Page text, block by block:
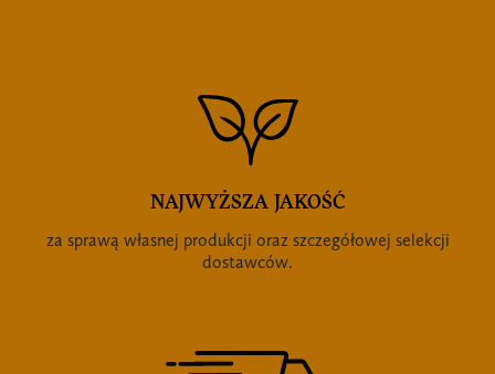
NAJWYŻSZA JAKOŚĆ
za sprawą własnej produkcji oraz szczegółowej selekcji
dostawców.